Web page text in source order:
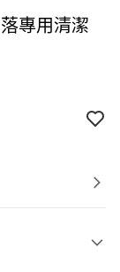
專用清潔